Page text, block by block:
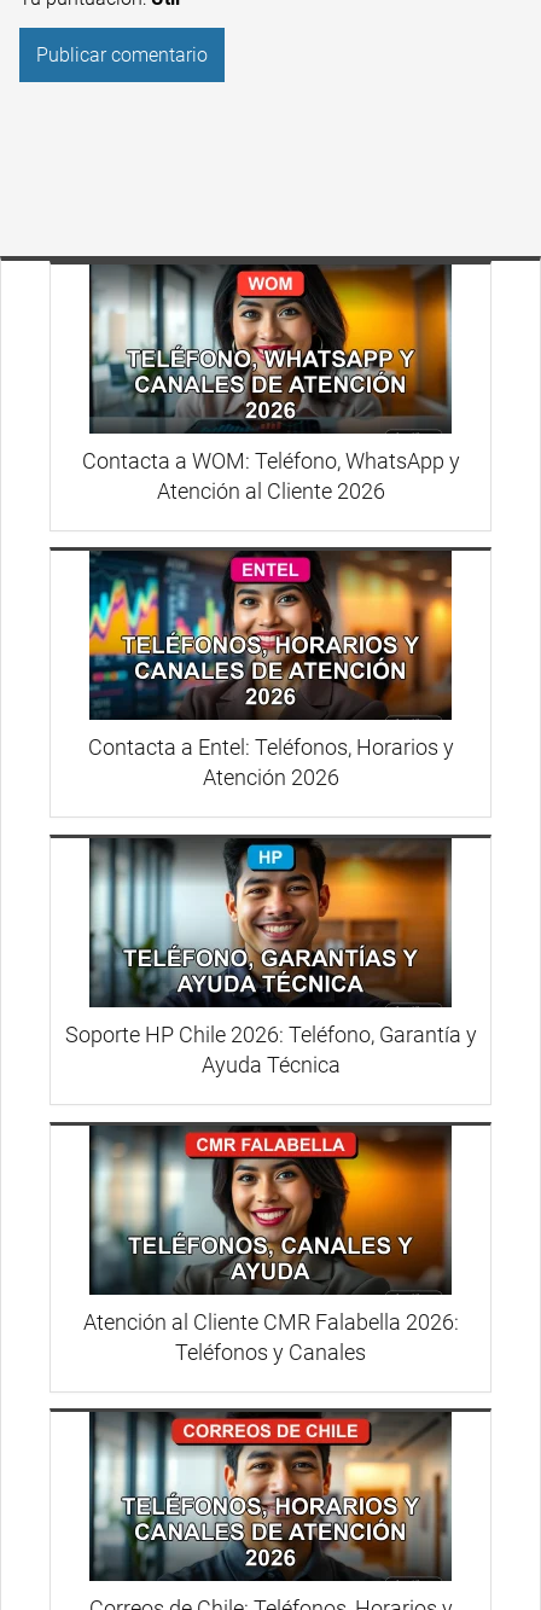
Contacta a WOM: Teléfono, WhatsApp y
Atención al Cliente 2026
Contacta a Entel: Teléfonos, Horarios y
Atención 2026
Soporte HP Chile 2026: Teléfono, Garantía y
Ayuda Técnica
Atención al Cliente CMR Falabella 2026:
Teléfonos y Canales